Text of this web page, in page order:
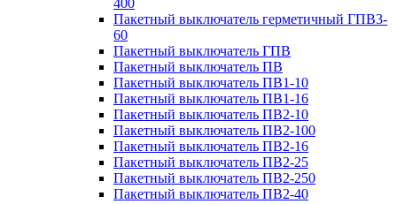
400
Пакетный выключатель герметичный ГПВ3-
60
Пакетный выключатель ГПВ
Пакетный выключатель ПВ
Пакетный выключатель ПВ1-10
Пакетный выключатель ПВ1-16
Пакетный выключатель ПВ2-10
Пакетный выключатель ПВ2-100
Пакетный выключатель ПВ2-16
Пакетный выключатель ПВ2-25
Пакетный выключатель ПВ2-250
Пакетный выключатель ПВ2-40